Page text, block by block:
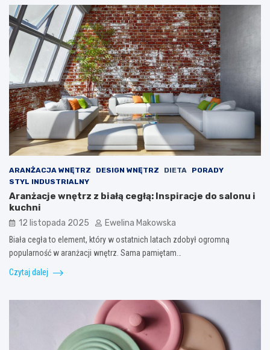
ARANŻACJA WNĘTRZ DESIGN WNĘTRZ DIETA
PORADY
STYL INDUSTRIALNY
Aranżacje wnętrz z białą cegłą: Inspiracje do salonu i
kuchni
12 listopada 2025 Ewelina Makowska
Biała cegła to element, który w ostatnich latach zdobył ogromną
popularność w aranżacji wnętrz. Sama pamiętam…
Czytaj dalej